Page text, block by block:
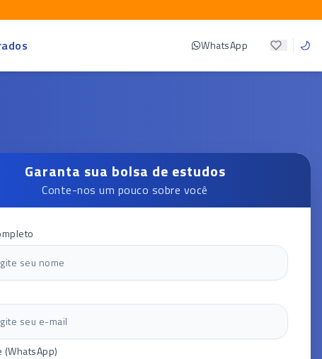
WhatsApp
Garanta sua bolsa de estudos
Conte-nos um pouco sobre você
(WhatsApp)